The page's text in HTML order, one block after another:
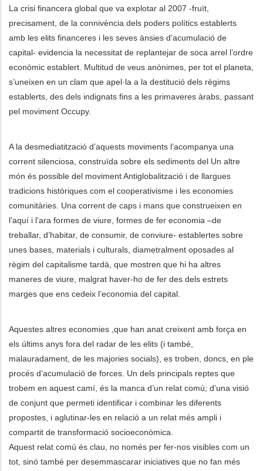
La crisi financera global que va explotar al 2007 -fruït,
precisament, de la connivència dels poders polítics establerts
amb les elits financeres i les seves ànsies d’acumulació de
capital- evidencia la necessitat de replantejar de soca arrel l’ordre
econòmic establert. Multitud de veus anònimes, per tot el planeta,
s’uneixen en un clam que apel·la a la destitució dels règims
establerts, des dels indignats fins a les primaveres àrabs, passant
pel moviment Occupy.
A la desmediatització d’aquests moviments l’acompanya una
corrent silenciosa, construïda sobre els sediments del Un altre
món és possible del moviment Antiglobalització i de llargues
tradicions històriques com el cooperativisme i les economies
comunitàries. Una corrent de caps i mans que construeixen en
l’aquí i l’ara formes de viure, formes de fer economia –de
treballar, d’habitar, de consumir, de conviure- establertes sobre
unes bases, materials i culturals, diametralment oposades al
règim del capitalisme tardà, que mostren que hi ha altres
maneres de viure, malgrat haver-ho de fer des dels estrets
marges que ens cedeix l’economia del capital.
Aquestes altres economies ,que han anat creixent amb força en
els últims anys fora del radar de les elits (i també,
malauradament, de les majories socials), es troben, doncs, en ple
procés d’acumulació de forces. Un dels principals reptes que
trobem en aquest camí, és la manca d’un relat comú; d’una visió
de conjunt que permeti identificar i combinar les diferents
propostes, i aglutinar-les en relació a un relat més ampli i
compartit de transformació socioeconòmica.
Aquest relat comú és clau, no només per fer-nos visibles com un
tot, sinó també per desemmascarar iniciatives que no fan més